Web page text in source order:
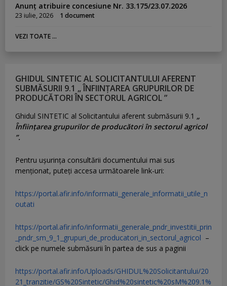
Anunț atribuire concesiune Nr. 33.175/23.07.2026
23 iulie, 2026 1 document
VEZI TOATE ...
GHIDUL SINTETIC AL SOLICITANTULUI AFERENT
SUBMĂSURII 9.1 „ ÎNFIINȚAREA GRUPURILOR DE
PRODUCĂTORI ÎN SECTORUL AGRICOL ”
Ghidul SINTETIC al Solicitantului aferent submăsurii 9.1 „
Înființarea grupurilor de producători în sectorul agricol
”.
Pentru uşurinţa consultării documentului mai sus
menţionat, puteţi accesa următoarele link-uri:
https://portal.afir.info/informatii_generale_informatii_utile_n
outati
https://portal.afir.info/informatii_generale_pndr_investitii_prin
_pndr_sm_9_1_grupuri_de_producatori_in_sectorul_agricol –
click pe numele submăsurii în partea de sus a paginii
https://portal.afir.info/Uploads/GHIDUL%20Solicitantului/20
21_tranzitie/GS%20Sintetic/Ghid%20sintetic%20sM%209.1%